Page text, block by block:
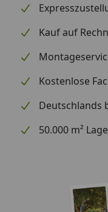
Maße
(BxTxH): 4,5 x 6 x 9
3,2 cm
Gewicht
Geeignet für
Kauf auf
Kostenlose
Deutschlands
50.000 m²